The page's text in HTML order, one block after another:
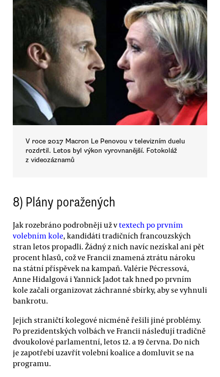
V roce 2017 Macron Le Penovou v televizním duelu
rozdrtil. Letos byl výkon vyrovnanější. Fotokoláž
z videozáznamů
8) Plány poražených
Jak rozebráno podrobněji už vtextech po prvním
volebním kole, kandidáti tradičních francouzských
stran letos propadli. Žádný z nich navíc nezískal ani pět
procent hlasů, což ve Francii znamená ztrátu nároku
na státní příspěvek na kampaň. Valérie Pécressová,
Anne Hidalgová i Yannick Jadot tak hned po prvním
kole začali organizovat záchranné sbírky, aby se vyhnuli
bankrotu.
Jejich straničtí kolegové nicméně řešili jiné problémy.
Po prezidentských volbách ve Francii následují tradičně
dvoukolové parlamentní, letos 12. a 19 června. Do nich
je zapotřebí uzavřít volební koalice a domluvit se na
programu.